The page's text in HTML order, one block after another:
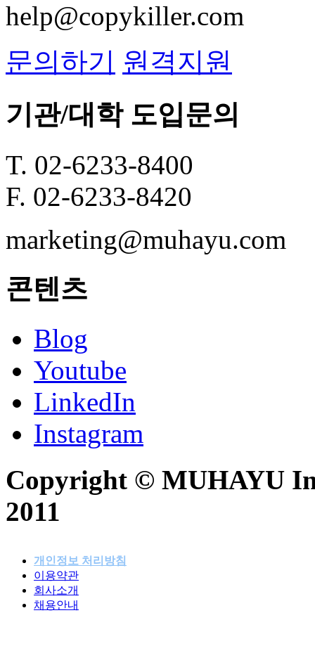
help@copykiller.com
문의하기 원격지원
기관/대학 도입문의
T. 02-6233-8400
F. 02-6233-8420
marketing@muhayu.com
콘텐츠
Blog
Youtube
LinkedIn
Instagram
Copyright © MUHAYU
2011
개인정보 처리방침
이용약관
회사소개
채용안내